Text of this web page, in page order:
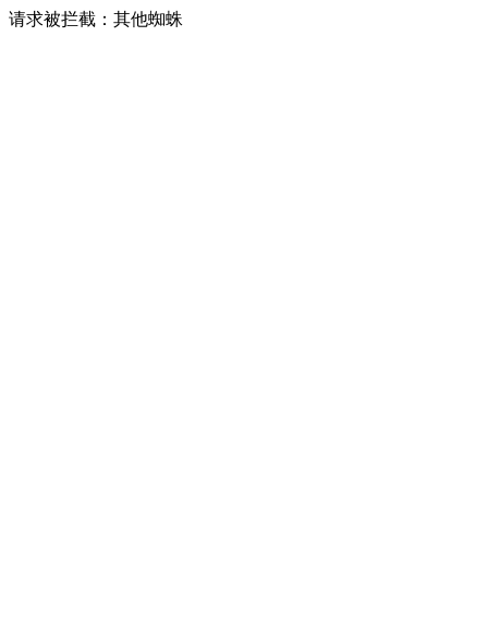
请求被拦截：其他蜘蛛